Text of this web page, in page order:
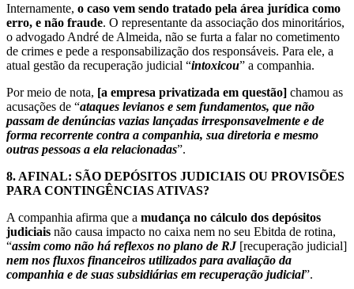
Internamente, o caso vem sendo tratado pela área jurídica como
erro, e não fraude. O representante da associação dos minoritários,
o advogado André de Almeida, não se furta a falar no cometimento
de crimes e pede a responsabilização dos responsáveis. Para ele, a
atual gestão da recuperação judicial “intoxicou” a companhia.
Por meio de nota, [a empresa privatizada em questão] chamou as
acusações de “ataques levianos e sem fundamentos, que não
passam de denúncias vazias lançadas irresponsavelmente e de
forma recorrente contra a companhia, sua diretoria e mesmo
outras pessoas a ela relacionadas”.
8. AFINAL: SÃO DEPÓSITOS JUDICIAIS OU PROVISÕES
PARA CONTINGÊNCIAS ATIVAS?
A companhia afirma que a mudança no cálculo dos depósitos
judiciais não causa impacto no caixa nem no seu Ebitda de rotina,
“assim como não há reflexos no plano de RJ[recuperação judicial]
nem nos fluxos financeiros utilizados para avaliação da
companhia e de suas subsidiárias em recuperação judicial”.